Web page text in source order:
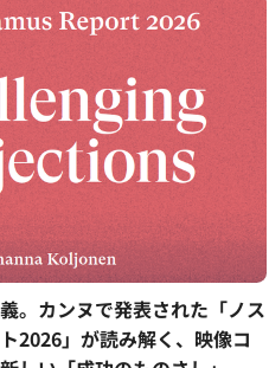
。カンヌで発表された「ノス
2026」が読み解く、映像コ